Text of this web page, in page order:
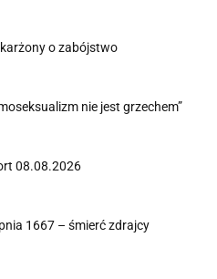
o zabójstwo
nie jest grzechem”
08.08.2026
1667 – śmierć zdrajcy